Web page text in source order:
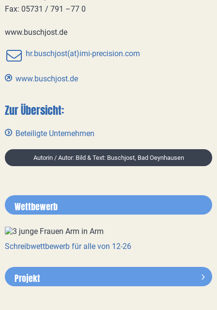
Fax: 05731 / 791 –77 0
www.buschjost.de
hr.buschjost(at)imi-precision.com
www.buschjost.de
Zur Übersicht:
Beteiligte Unternehmen
Autorin / Autor: Bild & Text: Buschjost, Bad Oeynhausen
Wettbewerb
Schreibwettbewerb für alle von 12-26
Projekt